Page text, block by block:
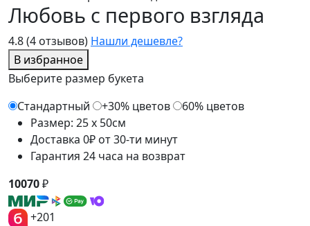
4.8(4 отзывов) Нашли дешевле?
В избранное
Любовь с первого взгляда
Выберите размер букета
Стандартный
+30% цветов
60% цветов
Размер: 25 x 50см
Доставка 0₽ от 30-ти минут
Гарантия 24 часа на возврат
10070₽
+201